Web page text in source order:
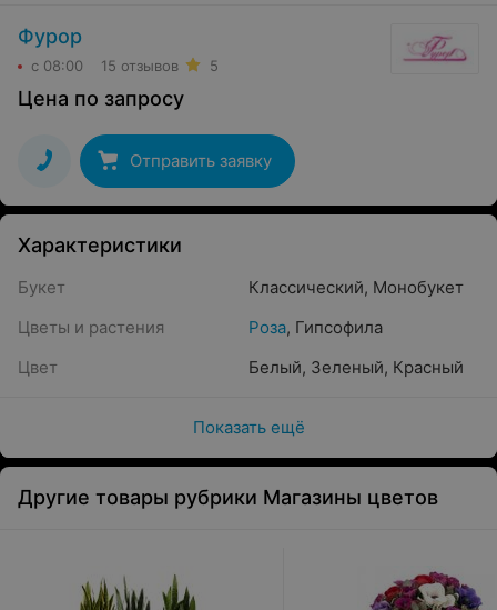
Фурор
с 08:00 15 отзывов 5
Цена по запросу
Отправить заявку
Характеристики
Букет Классический, Монобукет
Цветы и растения
Роза, Гипсофила
Цвет
Белый, Зеленый, Красный
Показать ещё
Другие товары рубрики Магазины цветов